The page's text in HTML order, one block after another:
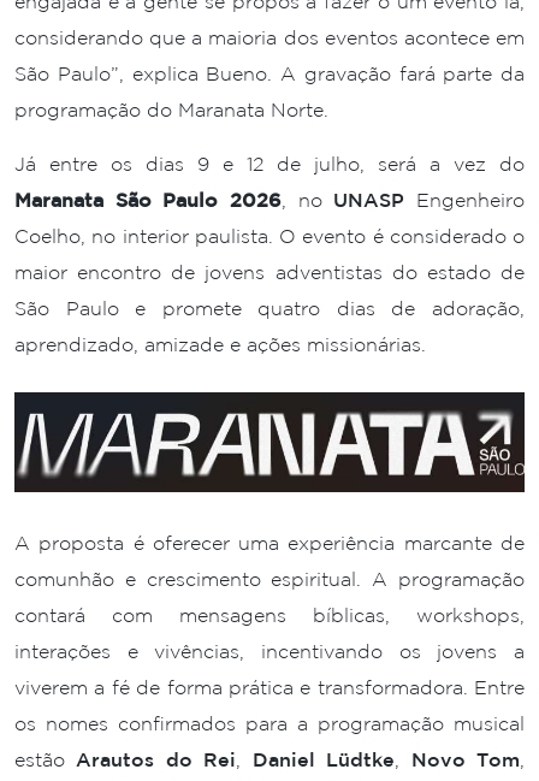
considerando que a maioria dos eventos acontece em
São Paulo”, explica Bueno. A gravação fará parte da
programação do Maranata Norte.
Já entre os dias 9 e 12 de julho, será a vez do
Maranata São Paulo 2026 , no UNASP Engenheiro
Coelho, no interior paulista. O evento é considerado o
maior encontro de jovens adventistas do estado de
São Paulo e promete quatro dias de adoração,
aprendizado, amizade e ações missionárias.
A proposta é oferecer uma experiência marcante de
comunhão e crescimento espiritual. A programação
contará com mensagens bíblicas, workshops,
interações e vivências, incentivando os jovens a
viverem a fé de forma prática e transformadora. Entre
os nomes confirmados para a programação musical
estão Arautos do Rei Daniel Lüdtke Novo Tom